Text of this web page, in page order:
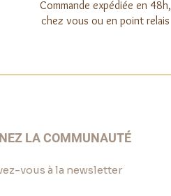
Commande expédiée en 48h,
chez vous ou en point relais
LA COMMUNAUTÉ
vous à la newsletter